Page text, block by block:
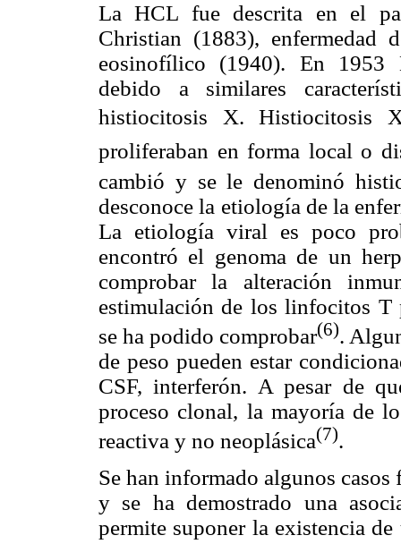
La HCL fue descrita en el
Christian (1883), enfermedad
eosinofílico (1940). En 1953
debido a similares
histiocitosis X.
proliferaban en forma local o
cambió y se le denominó
desconoce la etiología de la
La etiología viral es poco
encontró el genoma de un
comprobar la alteración
estimulación de los linfocitos T
se ha podido comprobar(6).
de peso pueden estar
CSF, interferón. A pesar de
proceso clonal, la mayoría de
reactiva y no neoplásica(7).
Se han informado algunos
y se ha demostrado una
permite suponer la existencia